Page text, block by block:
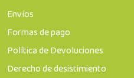
Envíos
Formas de pago
Política de Devoluciones
Derecho de desistimiento